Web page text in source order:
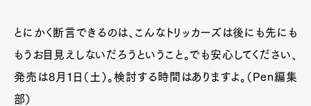
とにかく断言できるのは、こんなトリッカーズは後にも先にも
もうお目見えしないだろうということ。でも安心してください、
発売は8月1日（土）。検討する時間はありますよ。（Pen編集
部）